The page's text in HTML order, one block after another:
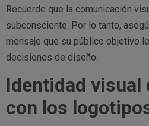
Recuerde que la comunicación
subconsciente. Por lo tanto,
mensaje que su público objetivo
decisiones de diseño.
Identidad visual
con los